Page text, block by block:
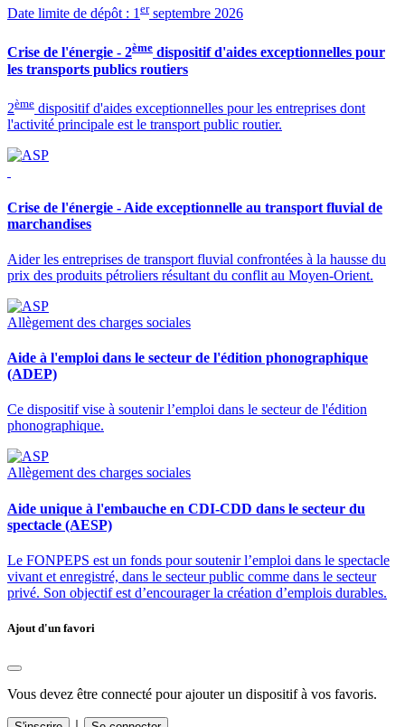
Date limite de dépôt : 1 erseptembre 2026
Crise de l'énergie - 2ème dispositif d'aides exceptionnelles pour
les transports publics routiers
2ème dispositif d'aides exceptionnelles pour les entreprises dont
l'activité principale est le transport public routier.
Crise de l'énergie - Aide exceptionnelle au transport fluvial de
marchandises
Aider les entreprises de transport fluvial confrontées à la hausse du
prix des produits pétroliers résultant du conflit au Moyen-Orient.
Allègement des charges sociales
Aide à l'emploi dans le secteur de l'édition phonographique
(ADEP)
Ce dispositif vise à soutenir l’emploi dans le secteur de l'édition
phonographique.
Allègement des charges sociales
Aide unique à l'embauche en CDI-CDD dans le secteur du
spectacle (AESP)
Le FONPEPS est un fonds pour soutenir l’emploi dans le spectacle
vivant et enregistré, dans le secteur public comme dans le secteur
privé. Son objectif est d’encourager la création d’emplois durables.
Ajout d'un favori
Vous devez être connecté pour ajouter un dispositif à vos favoris.